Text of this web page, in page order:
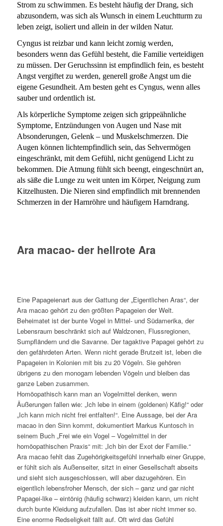
Strom zu schwimmen. Es besteht häufig der Drang, sich
abzusondern, was sich als Wunsch in einem Leuchtturm zu
leben zeigt, isoliert und allein in der wilden Natur.
Cyngus ist reizbar und kann leicht zornig werden,
besonders wenn das Gefühl besteht, die Familie verteidigen
zu müssen. Der Geruchssinn ist empfindlich fein, es besteht
Angst vergiftet zu werden, generell große Angst um die
eigene Gesundheit. Am besten geht es Cyngus, wenn alles
sauber und ordentlich ist.
Als körperliche Symptome zeigen sich grippeähnliche
Symptome, Entzündungen von Augen und Nase mit
Absonderungen, Gelenk – und Muskelschmerzen. Die
Augen können lichtempfindlich sein, das Sehvermögen
eingeschränkt, mit dem Gefühl, nicht genügend Licht zu
bekommen. Die Atmung fühlt sich beengt, eingeschnürt an,
als säße die Lunge zu weit unten im Körper, Neigung zum
Kitzelhusten. Die Nieren sind empfindlich mit brennenden
Schmerzen in der Harnröhre und häufigem Harndrang.
Ara macao- der hellrote Ara
Eine Papageienart aus der Gattung der „Eigentlichen Aras“, der
Ara macao gehört zu den größten Papageien der Welt.
Beheimatet ist der bunte Vogel in Mittel- und Südamerika, der
Lebensraum beschränkt sich auf Waldzonen, Flussregionen,
Sumpfländern und die Savanne. Der tagaktive Papagei gehört zu
den gefährdeten Arten. Wenn nicht gerade Brutzeit ist, leben die
Papageien in Kolonien mit bis zu 20 Vögeln. Sie gehören
übrigens zu den monogam lebenden Vögeln und bleiben das
ganze Leben zusammen.
Homöopathisch kann man an Vogelmittel denken, wenn
Äußerungen fallen wie: „Ich lebe in einem (goldenen) Käfig!“ oder
„Ich kann mich nicht frei entfalten!“. Eine Aussage, bei der Ara
macao in den Sinn kommt, dokumentiert Markus Kuntosch in
seinem Buch „Frei wie ein Vogel – Vogelmittel in der
homöopathischen Praxis“ mit: „Ich bin der Exot der Familie.“
Ara macao fehlt das Zugehörigkeitsgefühl innerhalb einer Gruppe,
er fühlt sich als Außenseiter, sitzt in einer Gesellschaft abseits
und sieht sich ausgeschlossen, will aber dazugehören. Ein
eigentlich lebensfroher Mensch, der sich – ganz und gar nicht
Papagei-like – eintönig (häufig schwarz) kleiden kann, um nicht
durch bunte Kleidung aufzufallen. Das ist aber nicht immer so.
Eine enorme Redseligkeit fällt auf. Oft wird das Gefühl